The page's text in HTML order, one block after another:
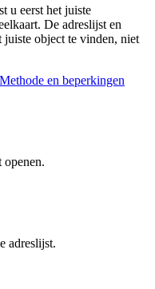
u eerst het juiste
De adreslijst en
juiste object te vinden, niet
Methode en beperkingen
openen.
adreslijst.